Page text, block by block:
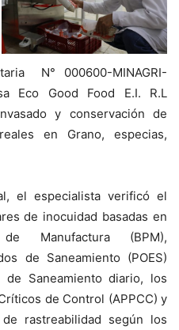
N° 000600-MINAGRI-
Eco Good Food E.I. R.L
y conservación de
en Grano, especias,
el especialista verificó el
de inocuidad basadas en
Manufactura (BPM),
de Saneamiento (POES)
Saneamiento diario, los
de Control (APPCC) y
rastreabilidad según los